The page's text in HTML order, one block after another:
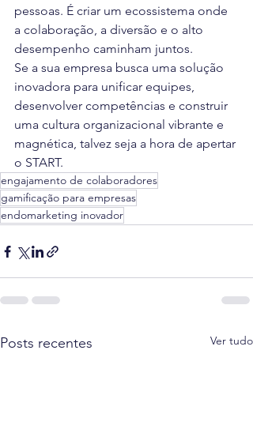
pessoas. É criar um ecossistema onde
a colaboração, a diversão e o alto
desempenho caminham juntos.
Se a sua empresa busca uma solução
inovadora para unificar equipes,
desenvolver competências e construir
uma cultura organizacional vibrante e
magnética, talvez seja a hora de apertar
o START.
engajamento de colaboradores
gamificação para empresas
endomarketing inovador
Posts recentes Ver tudo